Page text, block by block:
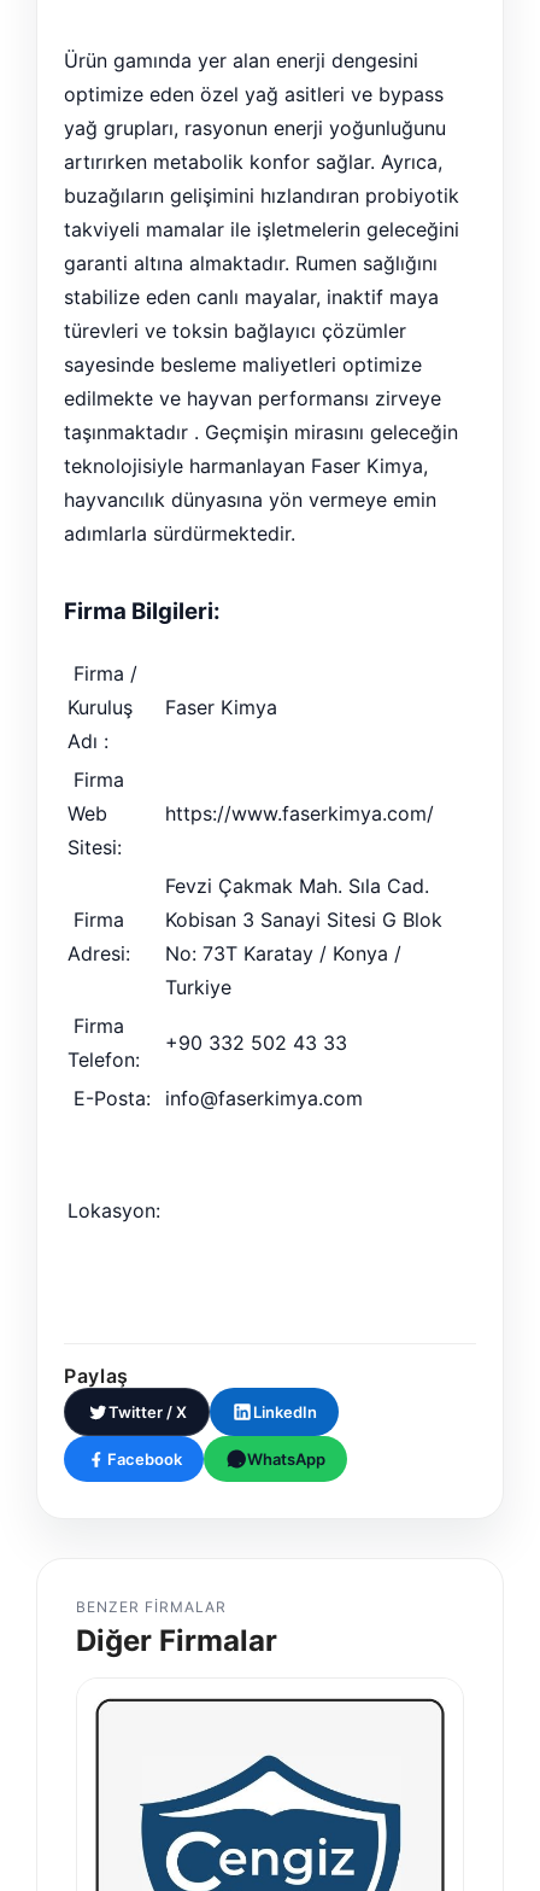
Ürün gamında yer alan enerji dengesini
optimize eden özel yağ asitleri ve bypass
yağ grupları, rasyonun enerji yoğunluğunu
artırırken metabolik konfor sağlar. Ayrıca,
buzağıların gelişimini hızlandıran probiyotik
takviyeli mamalar ile işletmelerin geleceğini
garanti altına almaktadır. Rumen sağlığını
stabilize eden canlı mayalar, inaktif maya
türevleri ve toksin bağlayıcı çözümler
sayesinde besleme maliyetleri optimize
edilmekte ve hayvan performansı zirveye
taşınmaktadır . Geçmişin mirasını geleceğin
teknolojisiyle harmanlayan Faser Kimya,
hayvancılık dünyasına yön vermeye emin
adımlarla sürdürmektedir.
Firma Bilgileri:
Firma /
Kuruluş
Adı :
Faser Kimya
Firma
Web
Sitesi:
https://www.faserkimya.com/
Firma
Adresi:
Fevzi Çakmak Mah. Sıla Cad.
Kobisan 3 Sanayi Sitesi G Blok
No: 73T Karatay / Konya /
Turkiye
Firma
Telefon:
+90 332 502 43 33
E-Posta: info@faserkimya.com
Lokasyon:
Paylaş
Twitter / X LinkedIn
Facebook WhatsApp
BENZER FIRMALAR
Diğer Firmalar